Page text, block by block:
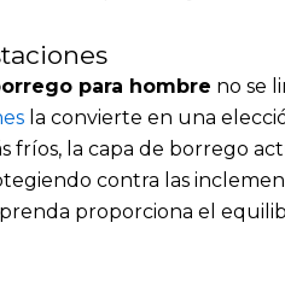
para hombre no se
la convierte en una
fríos, la capa de borrego
contra las
proporciona el